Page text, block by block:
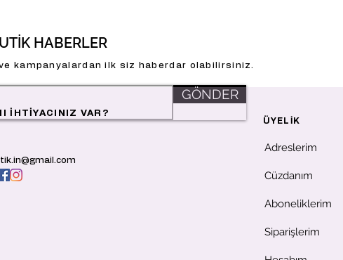
HABERLER
kampanyalardan ilk siz haberdar olabilirsiniz.
GÖNDER
İHTİYACINIZ VAR?
ÜYELİK
Adreslerim
Cüzdanım
Aboneliklerim
Siparişlerim